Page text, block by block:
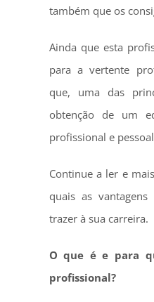
também que os
Ainda que esta
para a vertente
que, uma das
obtenção de um
profissional e
Continue a ler e
quais as
trazer à sua carreira.
O que é e para
profissional?